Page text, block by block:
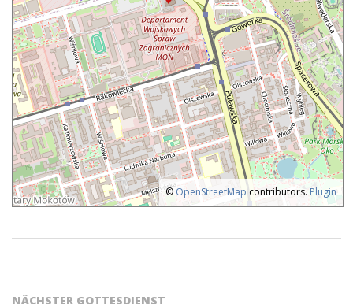
© OpenStreetMapcontributors. Plugin
02
NÄCHSTER GOTTESDIENST